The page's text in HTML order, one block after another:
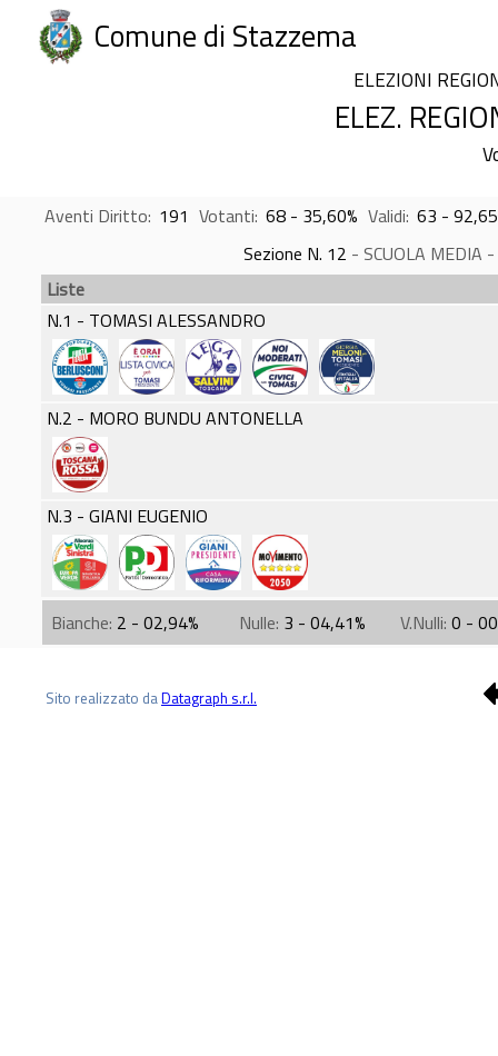
Comune di Stazzema
ELEZIONI
ELEZ.
Aventi Diritto: 191 Votanti: 68 - 35,60% Validi: 63 -
Sezione N. 12 - SCUOLA
Liste
N.1 - TOMASI ALESSANDRO
N.2 - MORO BUNDU ANTONELLA
N.3 - GIANI EUGENIO
Bianche: 2 - 02,94% Nulle: 3 - 04,41% V.Nulli: 0 -
Sito realizzato daDatagraph s.r.l.